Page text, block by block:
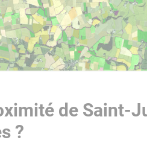
de Saint-
?